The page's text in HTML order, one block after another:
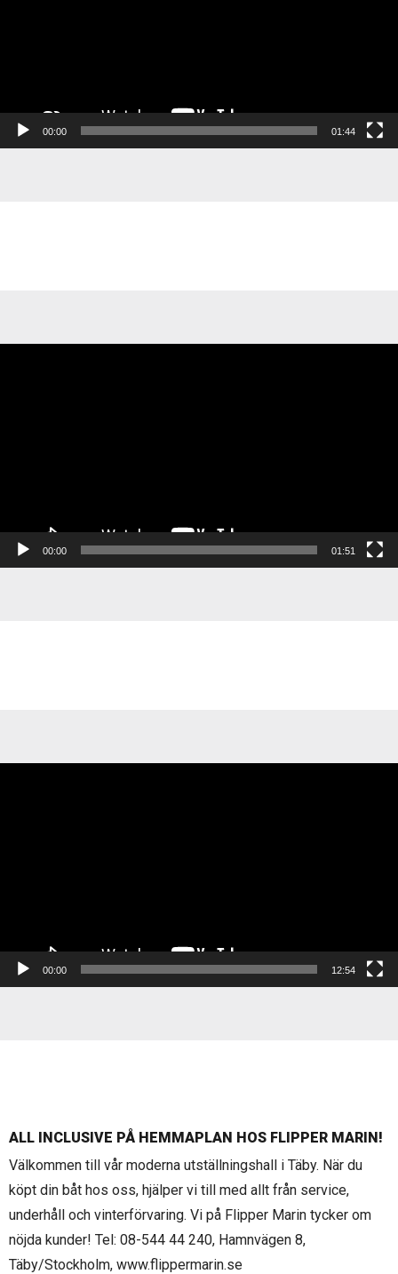
00:00 01:44
00:00 01:51
00:00 12:54
ALL INCLUSIVE PÅ HEMMAPLAN HOS FLIPPER MARIN!
Välkommen till vår moderna utställningshall i Täby. När du
köpt din båt hos oss, hjälper vi till med allt från service,
underhåll och vinterförvaring. Vi på Flipper Marin tycker om
nöjda kunder! Tel: 08-544 44 240, Hamnvägen 8,
Täby/Stockholm, www.flippermarin.se